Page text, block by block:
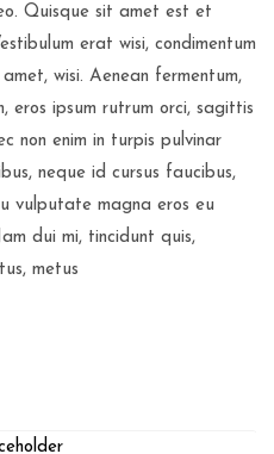
Quisque sit amet est et
erat wisi, condimentum
wisi. Aenean fermentum,
eros ipsum rutrum orci, sagittis
non enim in turpis pulvinar
neque id cursus faucibus,
vulputate magna eros eu
dui mi, tincidunt quis,
metus